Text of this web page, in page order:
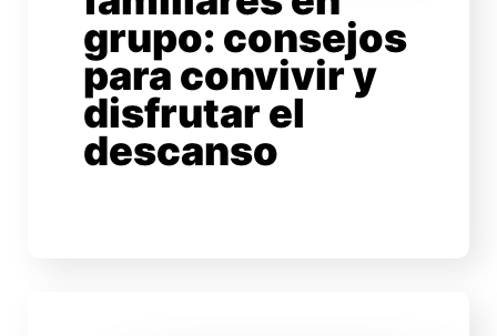
grupo: consejos
para convivir y
disfrutar el
descanso